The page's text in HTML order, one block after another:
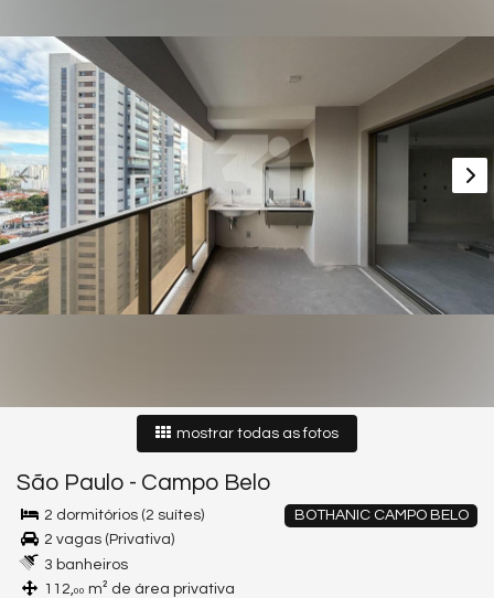
mostrar todas as fotos
São Paulo - Campo Belo
BOTHANIC CAMPO BELO
2 dormitórios (2 suítes)
2 vagas (Privativa)
3 banheiros
112,00 m² de área privativa